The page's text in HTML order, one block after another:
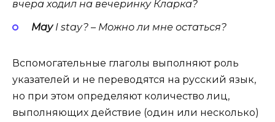
вчера ходил на вечеринкуКларка?
MayI stay? – Можно ли мне остаться?
Вспомогательные глаголы выполняют роль
указателей и не переводятся на русский язык,
но при этом определяют количество лиц,
выполняющих действие (один или несколько)